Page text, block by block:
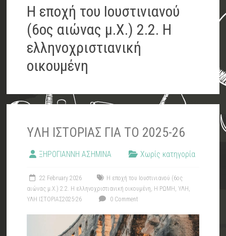
Η εποχή του Ιουστινιανού
(6ος αιώνας μ.Χ.) 2.2. Η
ελληνοχριστιανική
οικουμένη
YΛΗ ΙΣΤΟΡΙΑΣ ΓΙΑ ΤΟ 2025-26
ΞΗΡΟΓΙΑΝΝΗ ΑΣΗΜΙΝΑ Χωρίς κατηγορία
22 February 2026
Η εποχή του Ιουστινιανού (6ος
αιώνας μ.Χ.) 2.2. Η ελληνοχριστιανική οικουμένη Η ΡΩΜΗ ΥΛΗ
ΥΛΗ ΙΣΤΟΡΙΑΣ2025-26
0 Comment